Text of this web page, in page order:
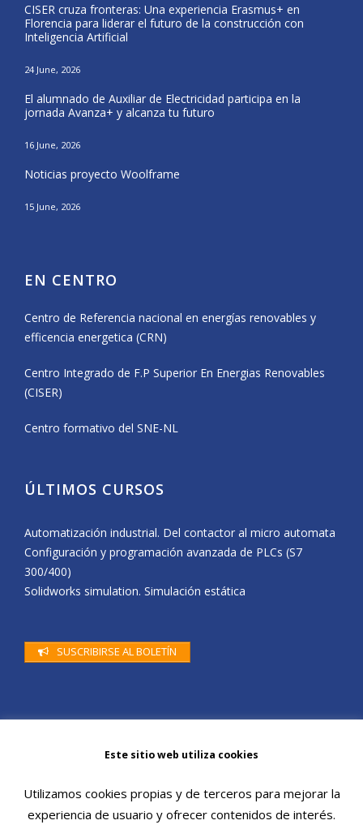
CISER cruza fronteras: Una experiencia Erasmus+ en
Florencia para liderar el futuro de la construcción con
Inteligencia Artificial
24 June, 2026
El alumnado de Auxiliar de Electricidad participa en la
jornada Avanza+ y alcanza tu futuro
16 June, 2026
Noticias proyecto Woolframe
15 June, 2026
EN CENTRO
Centro de Referencia nacional en energías renovables y
efficencia energetica (CRN)
Centro Integrado de F.P Superior En Energias Renovables
(CISER)
Centro formativo del SNE-NL
ÚLTIMOS CURSOS
Automatización industrial. Del contactor al micro automata
Configuración y programación avanzada de PLCs (S7
300/400)
Solidworks simulation. Simulación estática
SUSCRIBIRSE AL BOLETÍN
© Cenifer 2019 |
Privacidad|Politica
de Cookies
Este sitio web utiliza cookies
Utilizamos cookies propias y de terceros para mejorar la
experiencia de usuario y ofrecer contenidos de interés.